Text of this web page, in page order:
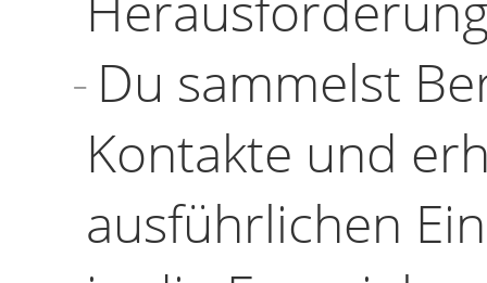
Du sammelst
Kontakte und
ausführlichen